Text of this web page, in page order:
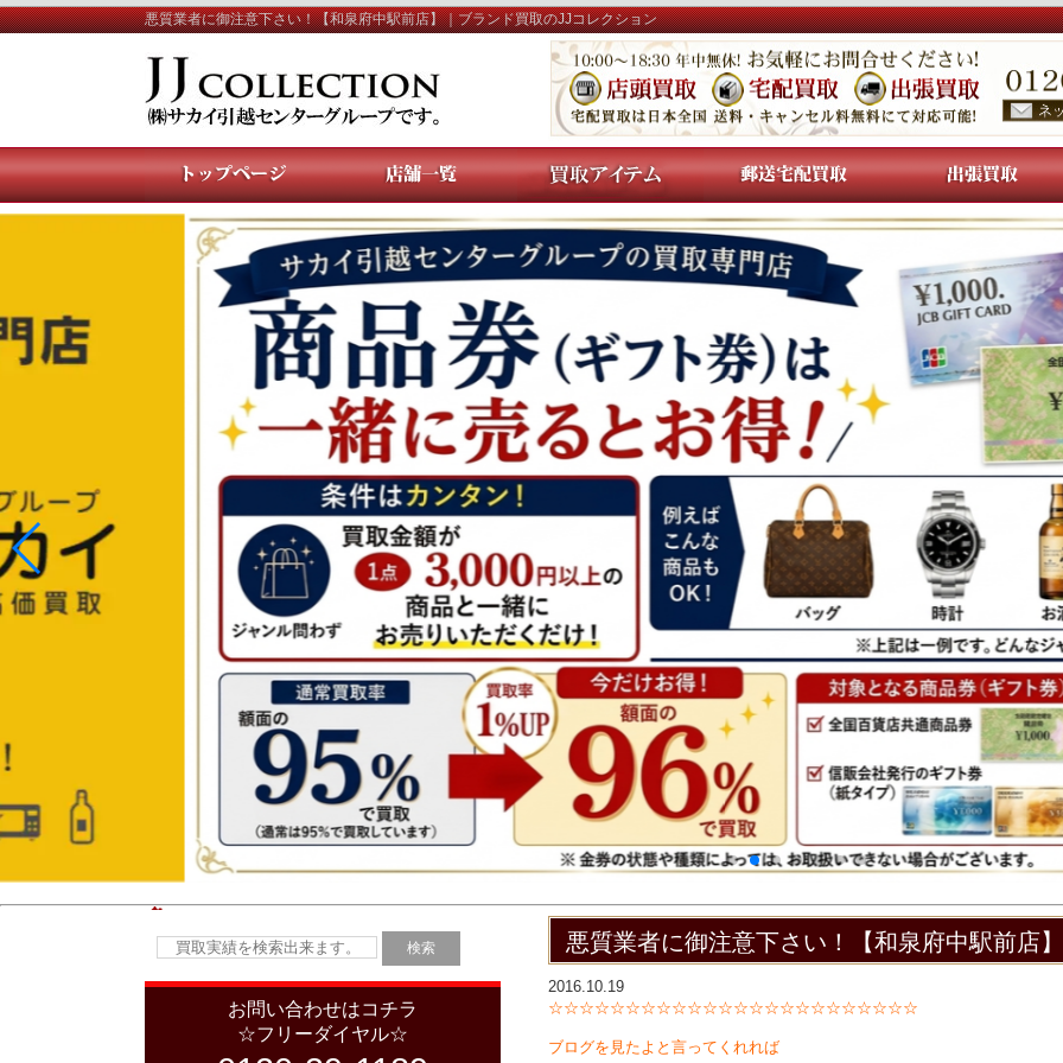
悪質業者に御注意下さい！【和泉府中駅前店】｜ブランド買取のJJコレクション
お問い合わせはコチラ
☆フリーダイヤル☆
悪質業者に御注意下さい！【和泉府中駅前店】
2016.10.19
☆☆☆☆☆☆☆☆☆☆☆☆☆☆☆☆☆☆☆☆☆☆☆☆
ブログを見たよと言ってくれれば